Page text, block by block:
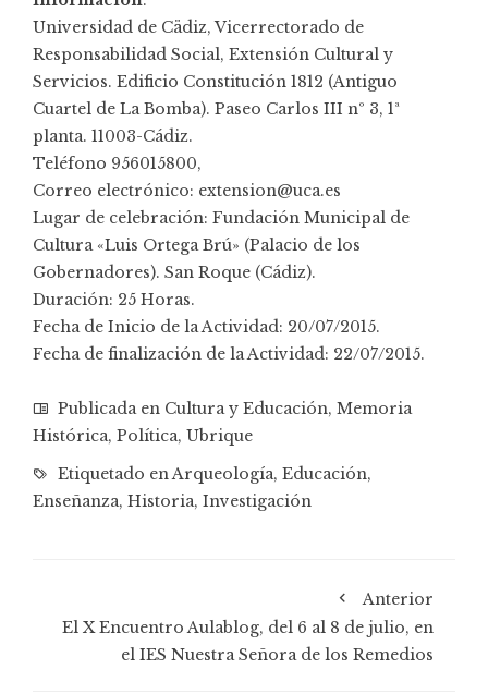
Universidad de Cädiz, Vicerrectorado de
Responsabilidad Social, Extensión Cultural y
Servicios. Edificio Constitución 1812 (Antiguo
Cuartel de La Bomba). Paseo Carlos III nº 3, 1ª
planta. 11003-Cádiz.
Teléfono 956015800,
Correo electrónico: extension@uca.es
Lugar de celebración: Fundación Municipal de
Cultura «Luis Ortega Brú» (Palacio de los
Gobernadores). San Roque (Cádiz).
Duración: 25 Horas.
Fecha de Inicio de la Actividad: 20/07/2015.
Fecha de finalización de la Actividad: 22/07/2015.
Publicada en Cultura y Educación, Memoria
Histórica, Política, Ubrique
Etiquetado enArqueología, Educación,
Enseñanza, Historia, Investigación
Anterior
El X Encuentro Aulablog, del 6 al 8 de julio, en
el IES Nuestra Señora de los Remedios